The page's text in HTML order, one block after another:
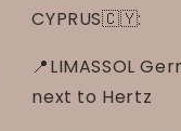
CYPRUS🇨🇾:
📍LIMASSOL
next to Hertz